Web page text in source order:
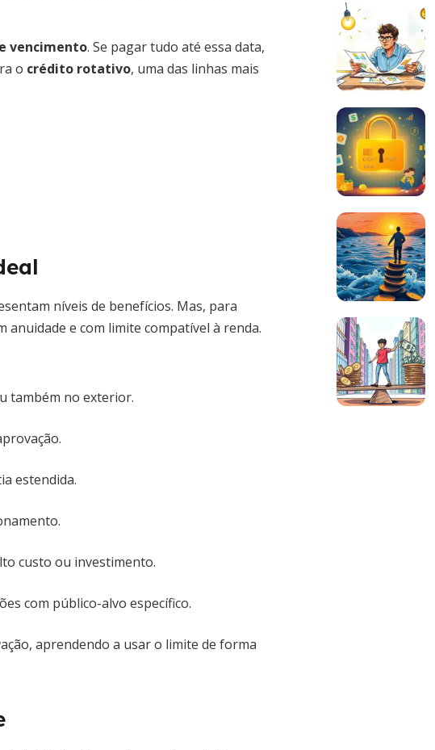
vencimento. Se pagar tudo até essa data,
o crédito rotativo, uma das linhas mais
níveis de benefícios. Mas, para
e com limite compatível à renda.
também no exterior.
estendida.
custo ou investimento.
com público-alvo específico.
aprendendo a usar o limite de forma